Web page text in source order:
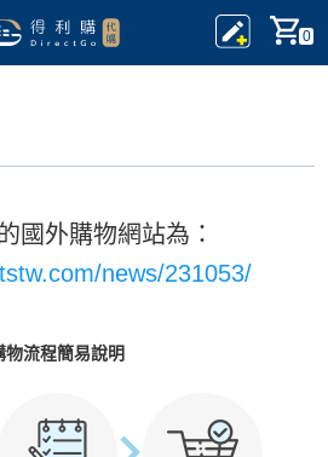
0
國外購物網站為：
news/231053/
物流程簡易說明